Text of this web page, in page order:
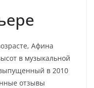
Афина
в музыкальной
в 2010
отзывы